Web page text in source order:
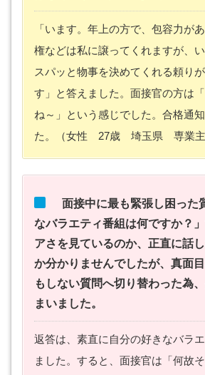
「います。年上の方で、包容力が
権などは私に譲ってくれますが、
スパッと物事を決めてくれる頼り
す」と答えました。面接官の方は
ね～」という感じでした。合格通
た。（女性 27歳 埼玉県 専業主
面接中に最も緊張し困った
なバラエティ番組は何ですか？
アさを見ているのか、正直に話
か分かりませんでしたが、真面
もしない質問へ切り替わった為
まいました。
返答は、素直に自分の好きなバラ
ました。すると、面接官は「何故